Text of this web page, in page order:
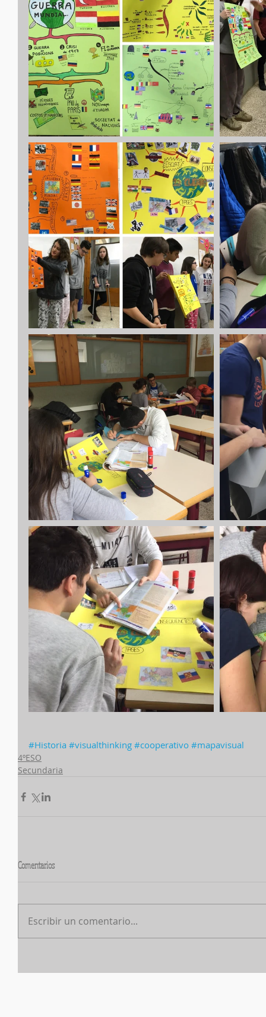
#Historia #visualthinking #cooperativo #mapavisual
4ºESO
Secundaria
Comentarios
Escribir un comentario...